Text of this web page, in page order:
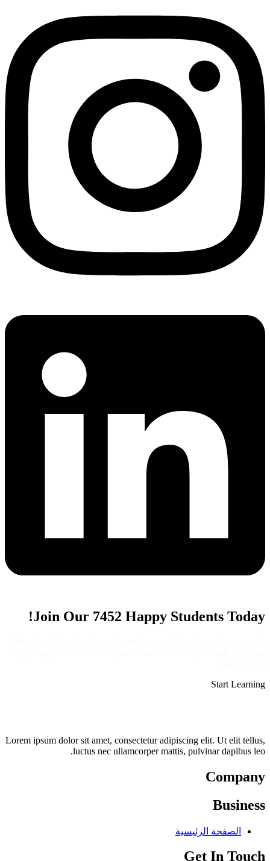
Join Our 7452 Happy Students​ Today!
Start Learning
Lorem ipsum dolor sit amet, consectetur adipiscing elit. Ut elit tellus,
luctus nec ullamcorper mattis, pulvinar dapibus leo.
Company
Business
الصفحة الرئيسية
Get In Touch